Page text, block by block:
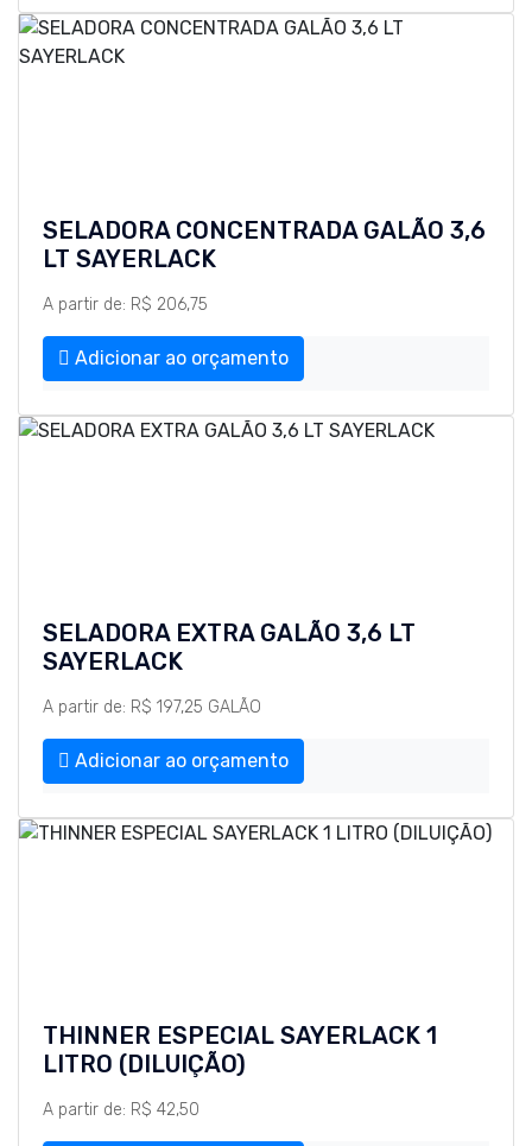
SELADORA CONCENTRADA GALÃO 3,6
LT SAYERLACK
A partir de: R$ 206,75
Adicionar ao orçamento
SELADORA EXTRA GALÃO 3,6 LT
SAYERLACK
A partir de: R$ 197,25 GALÃO
Adicionar ao orçamento
THINNER ESPECIAL SAYERLACK 1
LITRO (DILUIÇÃO)
A partir de: R$ 42,50